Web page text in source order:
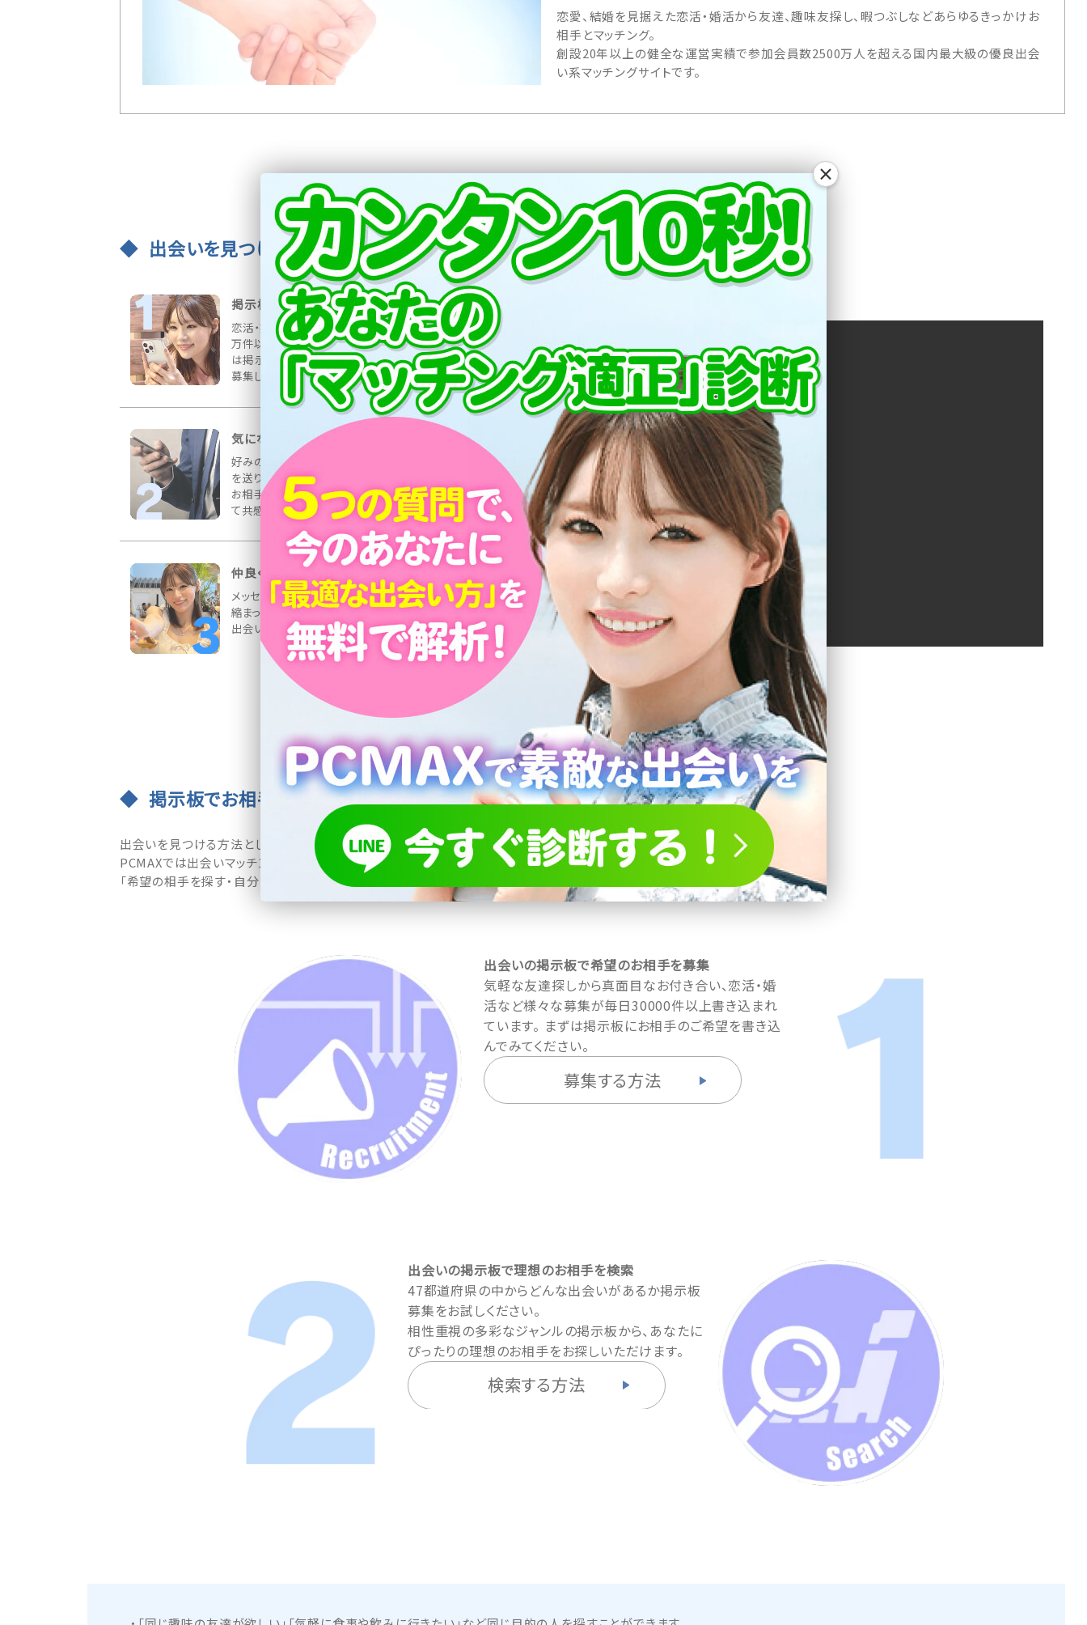
恋愛、結婚を見据えた恋活・婚活から友達、趣味友探し、暇つぶしなどあらゆるきっかけお
相手とマッチング。
創設20年以上の健全な運営実績で参加会員数2500万人を超える国内最大級の優良出会
い系マッチングサイトです。
出会いを見つける3ステップ
掲示板で出会いを募集
恋活・婚活など様々な募集が毎日3
万件以上書き込まれています！まず
は掲示板にお相手の希望を書いて
募集しましょう！
気になる相手にメッセージ
好みのお相手を見つけてメッセージ
を送りましょう！プロフィールなどの
お相手の情報をしっかりチェックし
て共感を得られる内容が◎
仲良くなったら待ち合わせ
メッセージ交換でお相手との距離が
縮まったら、デートの約束を！素敵な
出会いを応援しています♪
PCMAXでの出会い方
掲示板でお相手を探す・募集する
出会いを見つける方法として最も支持されているのは『出会い掲示板』です。
PCMAXでは出会いマッチングサイトの王道コンテンツである掲示板にこだわり、様々なアプローチから
「希望の相手を探す・自分の募集を見つけてもらえる」環境を構築しています。
出会いの掲示板で希望のお相手を募集
気軽な友達探しから真面目なお付き合い、恋活・婚
活など様々な募集が毎日30000件以上書き込まれ
ています。 まずは掲示板にお相手のご希望を書き込
んでみてください。
募集する方法
出会いの掲示板で理想のお相手を検索
47都道府県の中からどんな出会いがあるか掲示板
募集をお試しください。
相性重視の多彩なジャンルの掲示板から、あなたに
ぴったりの理想のお相手をお探しいただけます。
検索する方法
×